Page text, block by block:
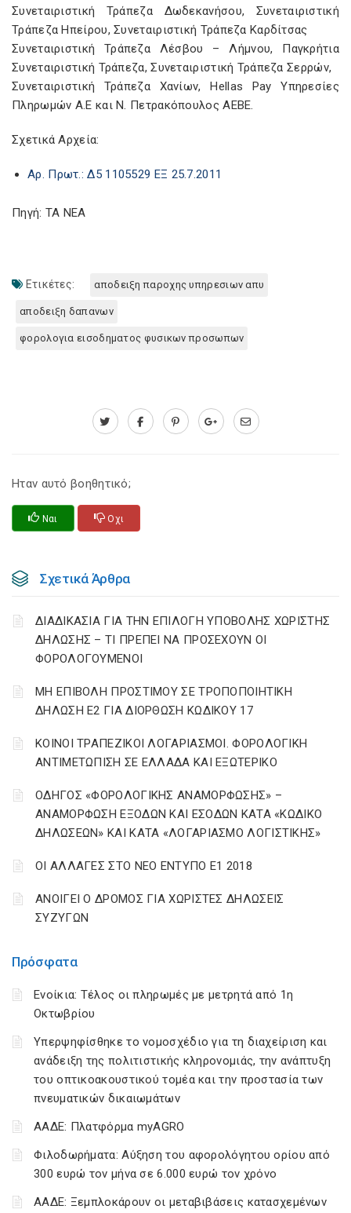
Πρόσφατα
Ενοίκια: Τέλος οι πληρωμές με μετρητά από 1η
Οκτωβρίου
Υπερψηφίσθηκε το νομοσχέδιο για τη διαχείριση και
ανάδειξη της πολιτιστικής κληρονομιάς, την ανάπτυξη
του οπτικοακουστικού τομέα και την προστασία των
πνευματικών δικαιωμάτων
ΑΑΔΕ: Πλατφόρμα myAGRO
Φιλοδωρήματα: Αύξηση του αφορολόγητου ορίου από
300 ευρώ τον μήνα σε 6.000 ευρώ τον χρόνο
ΑΑΔΕ: Ξεμπλοκάρουν οι μεταβιβάσεις κατασχεμένων
Συνεταιριστική Τράπεζα Δωδεκανήσου, Συνεταιριστική
Τράπεζα Ηπείρου, Συνεταιριστική Τράπεζα Καρδίτσας
Συνεταιριστική Τράπεζα Λέσβου – Λήμνου, Παγκρήτια
Συνεταιριστική Τράπεζα, Συνεταιριστική Τράπεζα Σερρών,
Συνεταιριστική Τράπεζα Χανίων, Hellas Pay Υπηρεσίες
Πληρωμών Α.Ε και Ν. Πετρακόπουλος ΑΕΒΕ.
Σχετικά Αρχεία:
Αρ. Πρωτ.: Δ5 1105529 ΕΞ 25.7.2011
Πηγή: ΤΑ ΝΕΑ
Ετικέτες: αποδειξη παροχης υπηρεσιων απυ
αποδειξη δαπανων
φορολογια εισοδηματος φυσικων προσωπων
Ηταν αυτό βοηθητικό;
Ναι Οχι
Σχετικά Άρθρα
ΔΙΑΔΙΚΑΣΙΑ ΓΙΑ ΤΗΝ ΕΠΙΛΟΓΗ ΥΠΟΒΟΛΗΣ ΧΩΡΙΣΤΗΣ
ΔΗΛΩΣΗΣ – ΤΙ ΠΡΕΠΕΙ ΝΑ ΠΡΟΣΕΧΟΥΝ ΟΙ
ΦΟΡΟΛΟΓΟΥΜΕΝΟΙ
ΜΗ ΕΠΙΒΟΛΗ ΠΡΟΣΤΙΜΟΥ ΣΕ ΤΡΟΠΟΠΟΙΗΤΙΚΗ
ΔΗΛΩΣΗ Ε2 ΓΙΑ ΔΙΟΡΘΩΣΗ ΚΩΔΙΚΟΥ 17
ΚΟΙΝΟΙ ΤΡΑΠΕΖΙΚΟΙ ΛΟΓΑΡΙΑΣΜΟΙ. ΦΟΡΟΛΟΓΙΚΗ
ΑΝΤΙΜΕΤΩΠΙΣΗ ΣΕ ΕΛΛΑΔΑ ΚΑΙ ΕΞΩΤΕΡΙΚΟ
ΟΔΗΓΟΣ «ΦΟΡΟΛΟΓΙΚΗΣ ΑΝΑΜΟΡΦΩΣΗΣ» –
ΑΝΑΜΟΡΦΩΣΗ ΕΞΟΔΩΝ ΚΑΙ ΕΣΟΔΩΝ ΚΑΤΑ «ΚΩΔΙΚΟ
ΔΗΛΩΣΕΩΝ» ΚΑΙ ΚΑΤΑ «ΛΟΓΑΡΙΑΣΜΟ ΛΟΓΙΣΤΙΚΗΣ»
ΟΙ ΑΛΛΑΓΕΣ ΣΤΟ ΝΕΟ ΕΝΤΥΠΟ Ε1 2018
ΑΝΟΙΓΕΙ Ο ΔΡΟΜΟΣ ΓΙΑ ΧΩΡΙΣΤΕΣ ΔΗΛΩΣΕΙΣ
ΣΥΖΥΓΩΝ